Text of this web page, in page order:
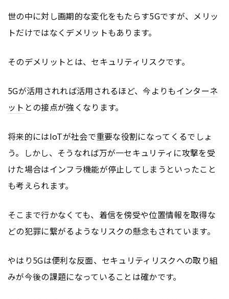
世の中に対し画期的な変化をもたらす5Gですが、メリッ
トだけではなくデメリットもあります。
そのデメリットとは、セキュリティリスクです。
5Gが活用されれば活用されるほど、今よりもインターネ
ット との接点が強くなります。
将来的にはIoTが社会で重要な役割になってくるでしょ
う。しかし、そうなれば万が一セキュリティに攻撃を受
けた場合はインフラ機能が停止してしまうといったこと
も考えられます。
そこまで行かなくても、着信を傍受や位置情報を取得な
どの犯罪に繋がるようなリスクの懸念もされています。
やはり5Gは便利な反面、セキュリティリスクへの取り組
みが今後の課題になっていることは確かです。